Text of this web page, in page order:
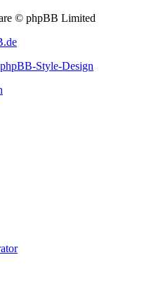
© phpBB Limited
phpBB-Style-Design